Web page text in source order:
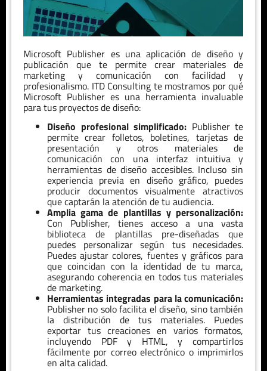
Microsoft Publisher es una aplicación de diseño y
publicación que te permite crear materiales de
marketing y comunicación con facilidad y
profesionalismo. ITD Consulting te mostramos por qué
Microsoft Publisher es una herramienta invaluable
para tus proyectos de diseño:
Diseño profesional simplificado: Publisher te
permite crear folletos, boletines, tarjetas de
presentación y otros materiales de
comunicación con una interfaz intuitiva y
herramientas de diseño accesibles. Incluso sin
experiencia previa en diseño gráfico, puedes
producir documentos visualmente atractivos
que captarán la atención de tu audiencia.
Amplia gama de plantillas y personalización:
Con Publisher, tienes acceso a una vasta
biblioteca de plantillas pre-diseñadas que
puedes personalizar según tus necesidades.
Puedes ajustar colores, fuentes y gráficos para
que coincidan con la identidad de tu marca,
asegurando coherencia en todos tus materiales
de marketing.
Herramientas integradas para la comunicación:
Publisher no solo facilita el diseño, sino también
la distribución de tus materiales. Puedes
exportar tus creaciones en varios formatos,
incluyendo PDF y HTML, y compartirlos
fácilmente por correo electrónico o imprimirlos
en alta calidad.